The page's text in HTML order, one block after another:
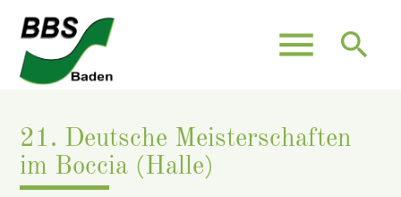
menu search
21. Deutsche Meisterschaften
im Boccia (Halle)